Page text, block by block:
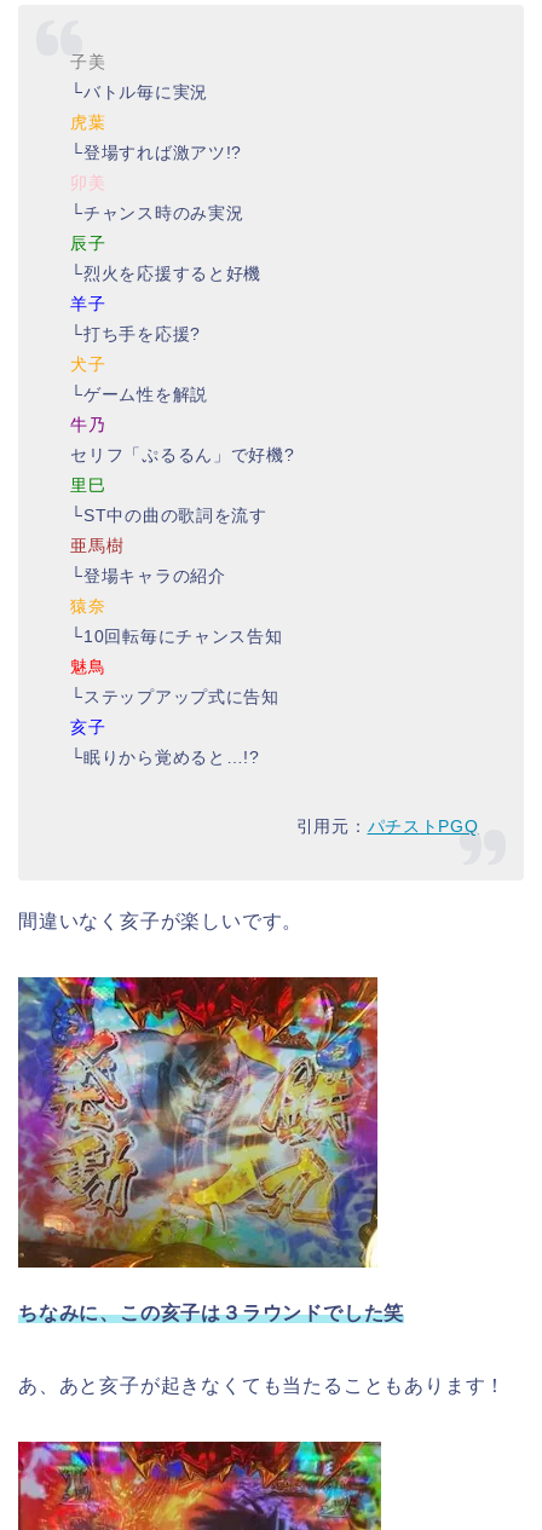
子美
└バトル毎に実況
虎葉
└登場すれば激アツ!?
卯美
└チャンス時のみ実況
辰子
└烈火を応援すると好機
羊子
└打ち手を応援?
犬子
└ゲーム性を解説
牛乃
セリフ「ぷるるん」で好機?
里巳
└ST中の曲の歌詞を流す
亜馬樹
└登場キャラの紹介
猿奈
└10回転毎にチャンス告知
魅鳥
└ステップアップ式に告知
亥子
└眠りから覚めると…!?
引用元： パチストPGQ
間違いなく亥子が楽しいです。
ちなみに、この亥子は３ラウンドでした笑
あ、あと亥子が起きなくても当たることもあります！